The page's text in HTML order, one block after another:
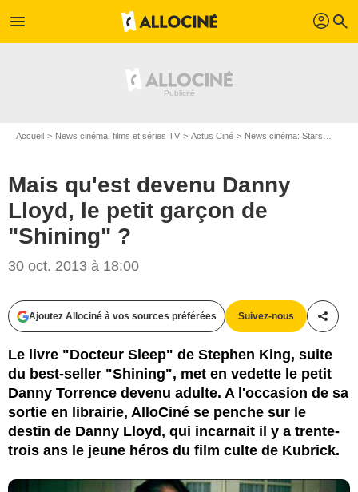
menu profil search
Accueil News cinéma, films et séries TV Actus Ciné News cinéma: Stars
Mais qu'est devenu Danny
Lloyd, le petit garçon de
"Shining" ?
30 oct. 2013 à 18:00
Ajoutez Allociné à vos sources préférées Suivez-nous
Le livre "Docteur Sleep" de Stephen King, suite
du best-seller "Shining", met en vedette le petit
Danny Torrence devenu adulte. A l'occasion de sa
sortie en librairie, AlloCiné se penche sur le
destin de Danny Lloyd, qui incarnait il y a trente-
trois ans le jeune héros du film culte de Kubrick.